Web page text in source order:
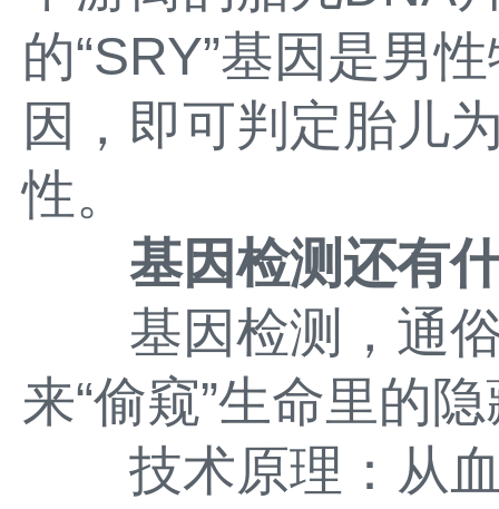
的“SRY”基因是男
因，即可判定胎儿
性。
基因检测还有
基因检测，通俗
来“偷窥”生命里的
技术原理：从血